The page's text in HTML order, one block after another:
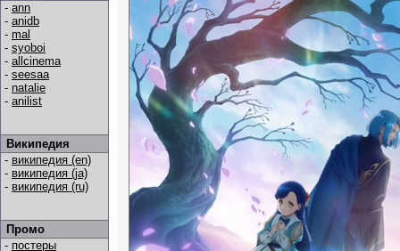
- ann
- anidb
- mal
- syoboi
- allcinema
- seesaa
- natalie
- anilist
Википедия
- википедия (en)
- википедия (ja)
- википедия (ru)
Промо
- постеры